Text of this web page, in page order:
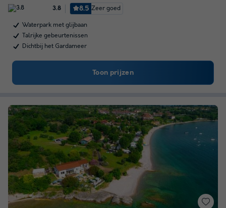
3.8 8.5 Zeer goed
Waterpark met glijbaan
Talrijke gebeurtenissen
Dichtbij het Gardameer
Toon prijzen